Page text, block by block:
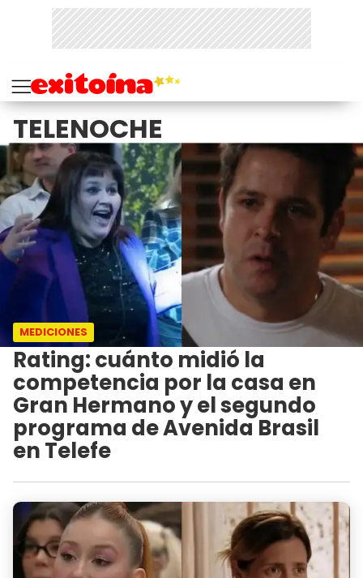
TELENOCHE
MEDICIONES
Rating: cuánto midió la
competencia por la casa en
Gran Hermano y el segundo
programa de Avenida Brasil
en Telefe